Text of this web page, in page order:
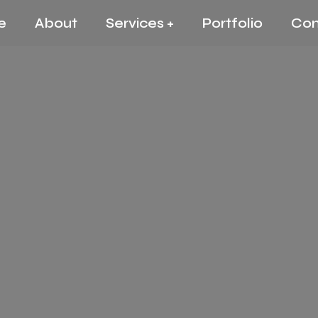
About Services + Portfolio